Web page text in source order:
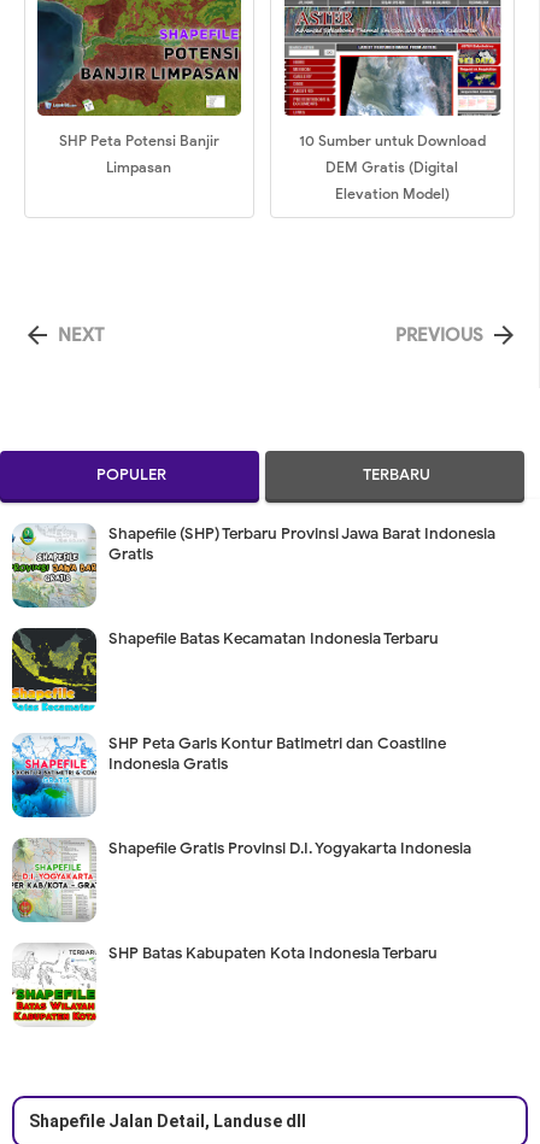
SHP Peta Potensi Banjir
Limpasan
10 Sumber untuk Download
DEM Gratis (Digital
Elevation Model)
 NEXT 
PREVIOUS
POPULER TERBARU
Shapefile (SHP) Terbaru Provinsi Jawa Barat Indonesia
Gratis
Shapefile Batas Kecamatan Indonesia Terbaru
SHP Peta Garis Kontur Batimetri dan Coastline
Indonesia Gratis
Shapefile Gratis Provinsi D.I. Yogyakarta Indonesia
SHP Batas Kabupaten Kota Indonesia Terbaru
Shapefile Jalan Detail, Landuse dll